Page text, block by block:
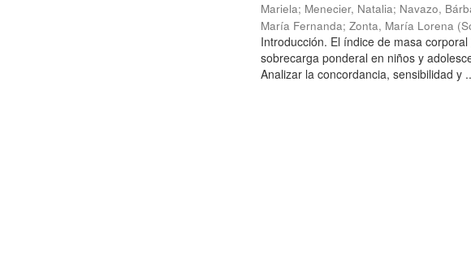
Mariela; Menecier, Natalia; Navazo,
María Fernanda;Zonta, María Lorena (
Introducción. El índice de masa
sobrecarga ponderal en niños y
Analizar la concordancia, sensibilidad y